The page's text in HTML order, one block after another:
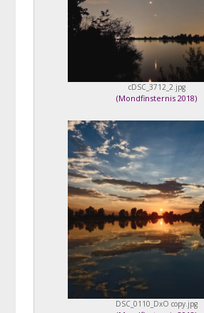
cDSC_3712_2.jpg
(Mondfinsternis 2018)
DSC_0110_DxO copy.jpg